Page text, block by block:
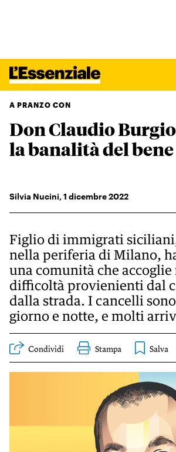
Xxx
Leggi Internazionale
Regala o rinnova
Newsletter
Esci
L’ESSENZIALE
Ultimi articoli
INTERNAZIONALE
IL SETTIMANALE
FESTIVAL
L’ESSENZIALE
A PRANZO CON
Don Claudio
la banalità del bene
Silvia Nucini,1 dicembre 2022
Figlio di immigrati
nella periferia di Milano,
una comunità che accoglie
difficoltà provienienti dal
dalla strada. I cancelli
giorno e notte, e molti
Condividi Stampa